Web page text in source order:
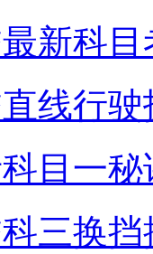
新科
线行驶
目一秘
三换挡